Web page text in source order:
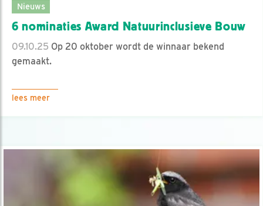
Nieuws
6 nominaties Award Natuurinclusieve Bouw
09.10.25 Op 20 oktober wordt de winnaar bekend
gemaakt.
lees meer